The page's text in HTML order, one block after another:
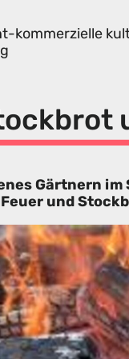
kommerzielle
Gärtnern im
und